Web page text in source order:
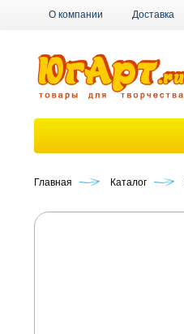
О компании Доставка
Главная Каталог